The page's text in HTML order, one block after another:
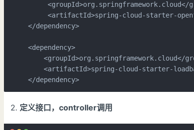
<groupId>org.springframework.cloud</
<artifactId>spring-cloud-starter-
</dependency>
<dependency>
<groupId>org.springframework.cloud</
<artifactId>spring-cloud-starter-
</dependency>
定义接口，controller调用